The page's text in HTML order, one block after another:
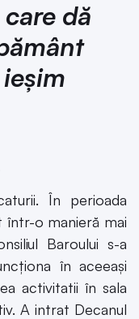
dă
În perioada
o manieră mai
Baroului s-a
în aceeași
activitatii în sala
A intrat Decanul